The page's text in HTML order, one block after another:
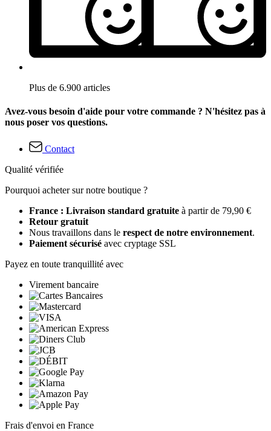
Plus de 6.900 articles
Avez-vous besoin d'aide pour votre commande ? N'hésitez pas à
nous poser vos questions.
Contact
Qualité vérifiée
Pourquoi acheter sur notre boutique ?
France : Livraison standard gratuite à partir de 79,90 €
Retour gratuit
Nous travaillons dans le respect de notre environnement.
Paiement sécurisé avec cryptage SSL
Payez en toute tranquillité avec
Virement bancaire
Frais d'envoi en France